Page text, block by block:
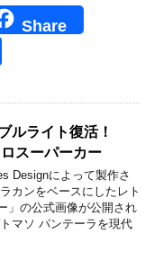
Share
ルライト復活！
スーパーカー
Designによって製作さ
カンをベースにしたレト
」の公式画像が公開され
マソ パンテーラを現代